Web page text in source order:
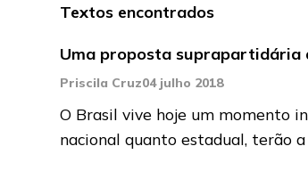
Textos encontrados
Uma proposta suprapartidária
Priscila Cruz04 julho 2018
O Brasil vive hoje um momento
nacional quanto estadual, terão a